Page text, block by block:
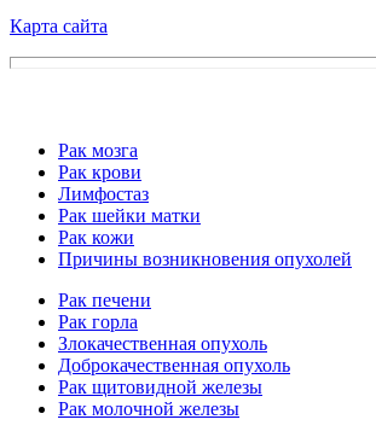
Карта сайта
Рак мозга
Рак крови
Лимфостаз
Рак шейки матки
Рак кожи
Причины возникновения опухолей
Рак печени
Рак горла
Злокачественная опухоль
Доброкачественная опухоль
Рак щитовидной железы
Рак молочной железы